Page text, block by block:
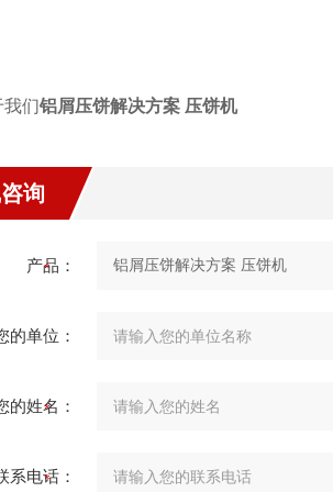
铝屑压饼解决方案 压饼机
询
产品：
的单位：
的姓名：
系电话：